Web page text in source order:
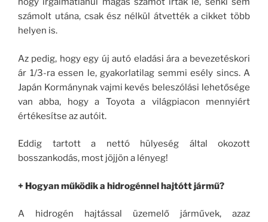
számolt utána, csak ész nélkül átvették a cikket több
helyen is.
Az pedig, hogy egy új autó eladási ára a bevezetéskori
ár 1/3-ra essen le, gyakorlatilag semmi esély sincs. A
Japán Kormánynak vajmi kevés beleszólási lehetősége
van abba, hogy a Toyota a világpiacon mennyiért
értékesítse az autóit.
Eddig tartott a nettó hülyeség által okozott
bosszankodás, most jöjjön a lényeg!
+ Hogyan működik a hidrogénnel hajtótt jármű?
A hidrogén hajtással üzemelő járművek, azaz